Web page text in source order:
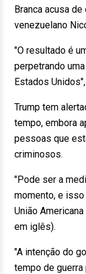
Branca acusa
venezuelano
"O resultado é
perpetrando
Estados
Trump tem
tempo, embora
pessoas que
criminosos.
"Pode ser a
momento, e isso
União
em iglês).
"A intenção do
tempo de guerra